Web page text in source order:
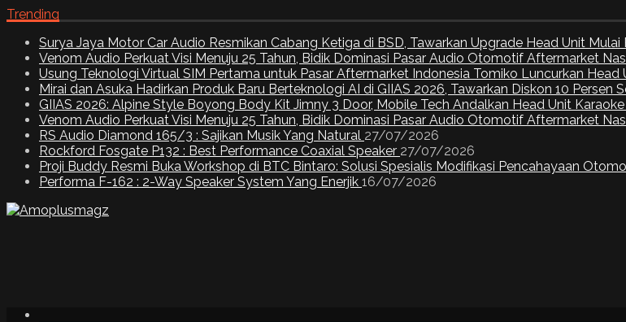
Trending
Surya Jaya Motor Car Audio Resmikan Cabang Ketiga di BSD, Tawarkan Upgrade Head Unit Mulai
Venom Audio Perkuat Visi Menuju 25 Tahun, Bidik Dominasi Pasar Audio Otomotif Aftermarket
Usung Teknologi Virtual SIM Pertama untuk Pasar Aftermarket Indonesia Tomiko Luncurkan Head
Mirai dan Asuka Hadirkan Produk Baru Berteknologi AI di GIIAS 2026, Tawarkan Diskon 10 Persen
GIIAS 2026: Alpine Style Boyong Body Kit Jimny 3 Door, Mobile Tech Andalkan Head Unit
Venom Audio Perkuat Visi Menuju 25 Tahun, Bidik Dominasi Pasar Audio Otomotif Aftermarket
RS Audio Diamond 165/3 : Sajikan Musik Yang Natural 27/07/2026
Rockford Fosgate P132 : Best Performance Coaxial Speaker 27/07/2026
Proji Buddy Resmi Buka Workshop di BTC Bintaro: Solusi Spesialis Modifikasi Pencahayaan
Performa F-162 : 2-Way Speaker System Yang Enerjik 16/07/2026